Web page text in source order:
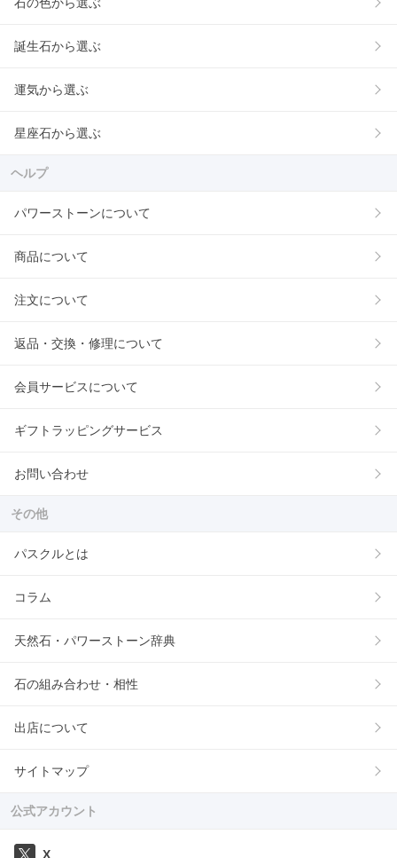
石の色から選ぶ
誕生石から選ぶ
運気から選ぶ
星座石から選ぶ
ヘルプ
パワーストーンについて
商品について
注文について
返品・交換・修理について
会員サービスについて
ギフトラッピングサービス
お問い合わせ
その他
パスクルとは
コラム
天然石・パワーストーン辞典
石の組み合わせ・相性
出店について
サイトマップ
公式アカウント
X